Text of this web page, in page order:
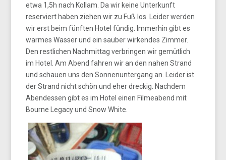
etwa 1,5h nach Kollam. Da wir keine Unterkunft
reserviert haben ziehen wir zu Fuß los. Leider werden
wir erst beim fünften Hotel fündig. Immerhin gibt es
warmes Wasser und ein sauber wirkendes Zimmer.
Den restlichen Nachmittag verbringen wir gemütlich
im Hotel. Am Abend fahren wir an den nahen Strand
und schauen uns den Sonnenuntergang an. Leider ist
der Strand nicht schön und eher dreckig. Nachdem
Abendessen gibt es im Hotel einen Filmeabend mit
Bourne Legacy und Snow White.